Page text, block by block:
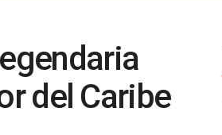
del Caribe